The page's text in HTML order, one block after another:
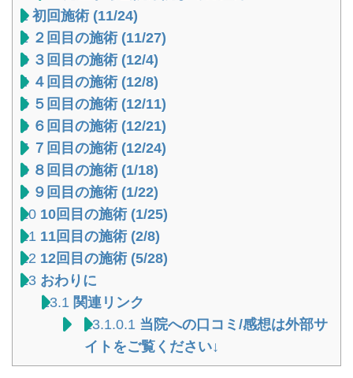
1初回施術 (11/24)
2２回目の施術 (11/27)
3３回目の施術 (12/4)
4４回目の施術 (12/8)
5５回目の施術 (12/11)
6６回目の施術 (12/21)
7７回目の施術 (12/24)
8８回目の施術 (1/18)
9９回目の施術 (1/22)
10 10回目の施術 (1/25)
11 11回目の施術 (2/8)
12 12回目の施術 (5/28)
13 おわりに
13.1 関連リンク
13.1.0.1 当院への口コミ/感想は外部サ
イトをご覧ください↓